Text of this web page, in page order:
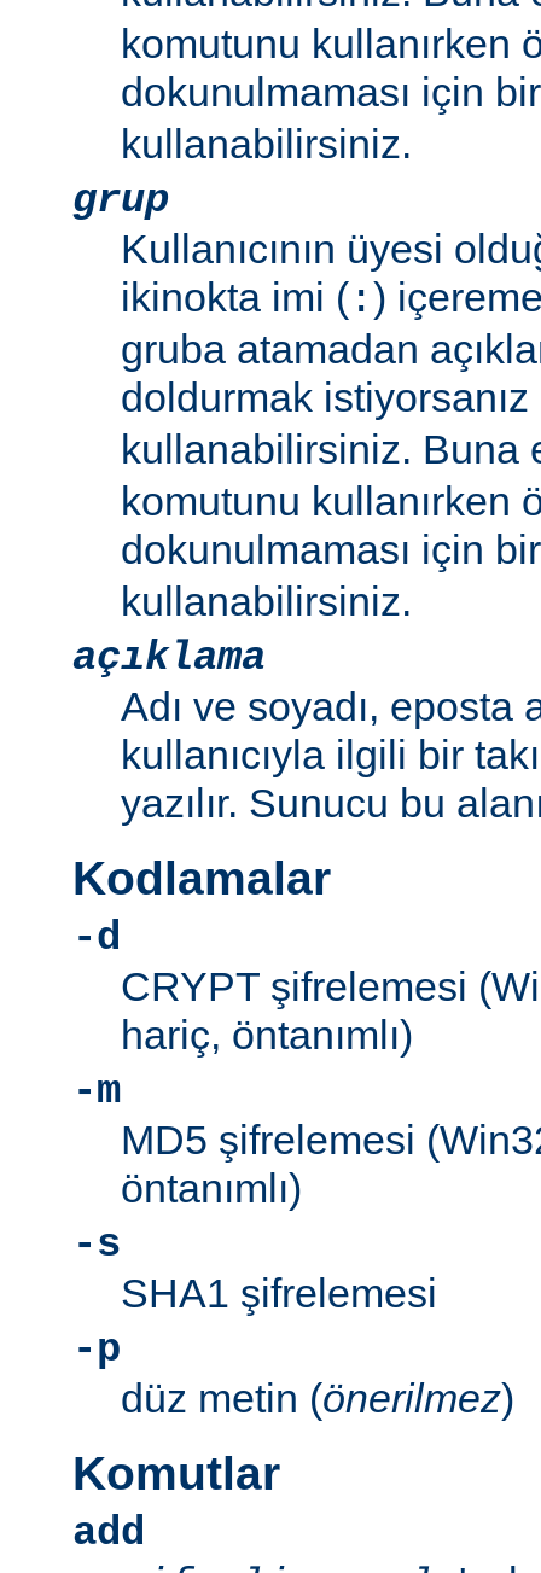
komutunu kullanırken
dokunulmaması için
kullanabilirsiniz.
grup
Kullanıcının üyesi
ikinokta imi ( :)
gruba atamadan
doldurmak
kullanabilirsiniz. Buna
komutunu kullanırken
dokunulmaması için
kullanabilirsiniz.
açıklama
Adı ve soyadı, eposta
kullanıcıyla ilgili bir
yazılır. Sunucu bu
Kodlamalar
-d
CRYPT şifrelemesi
hariç, öntanımlı)
-m
MD5 şifrelemesi
öntanımlı)
-s
SHA1 şifrelemesi
-p
düz metin (önerilmez)
Komutlar
add